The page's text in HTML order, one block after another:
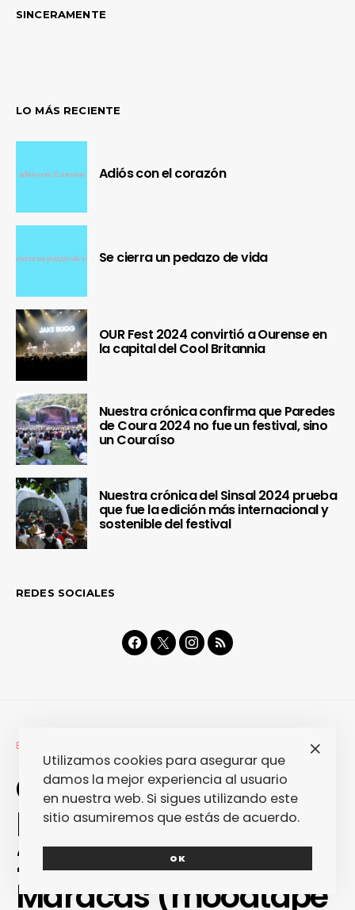
SINCERAMENTE
LO MÁS RECIENTE
Adiós con el corazón
Se cierra un pedazo de vida
OUR Fest 2024 convirtió a Ourense en
la capital del Cool Britannia
Nuestra crónica confirma que Paredes
de Coura 2024 no fue un festival, sino
un Couraíso
Nuestra crónica del Sinsal 2024 prueba
que fue la edición más internacional y
sostenible del festival
REDES SOCIALES
ESPECIALES
Canciones para
hacer surf en el siglo
21… según Playback
Maracas (moodtape
Utilizamos cookies para asegurar que
damos la mejor experiencia al usuario
en nuestra web. Si sigues utilizando este
sitio asumiremos que estás de acuerdo.
OK